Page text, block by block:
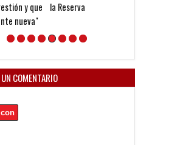
pasó con puntaje
COMENTARIO